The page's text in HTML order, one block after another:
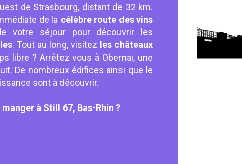
de Strasbourg, distant de 32 km.
de la célèbre route des vins
votre séjour pour découvrir les
. Tout au long, visitez les châteaux
libre ? Arrêtez vous à Obernai, une
De nombreux édifices ainsi que le
sont à découvrir.
à Still 67, Bas-Rhin ?